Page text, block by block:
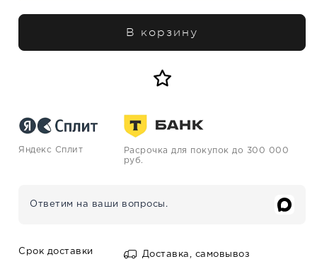
В корзину
Яндекс Сплит
Расрочка для покупок до 300 000
руб.
Ответим на ваши вопросы.
Срок доставки
Доставка, самовывоз